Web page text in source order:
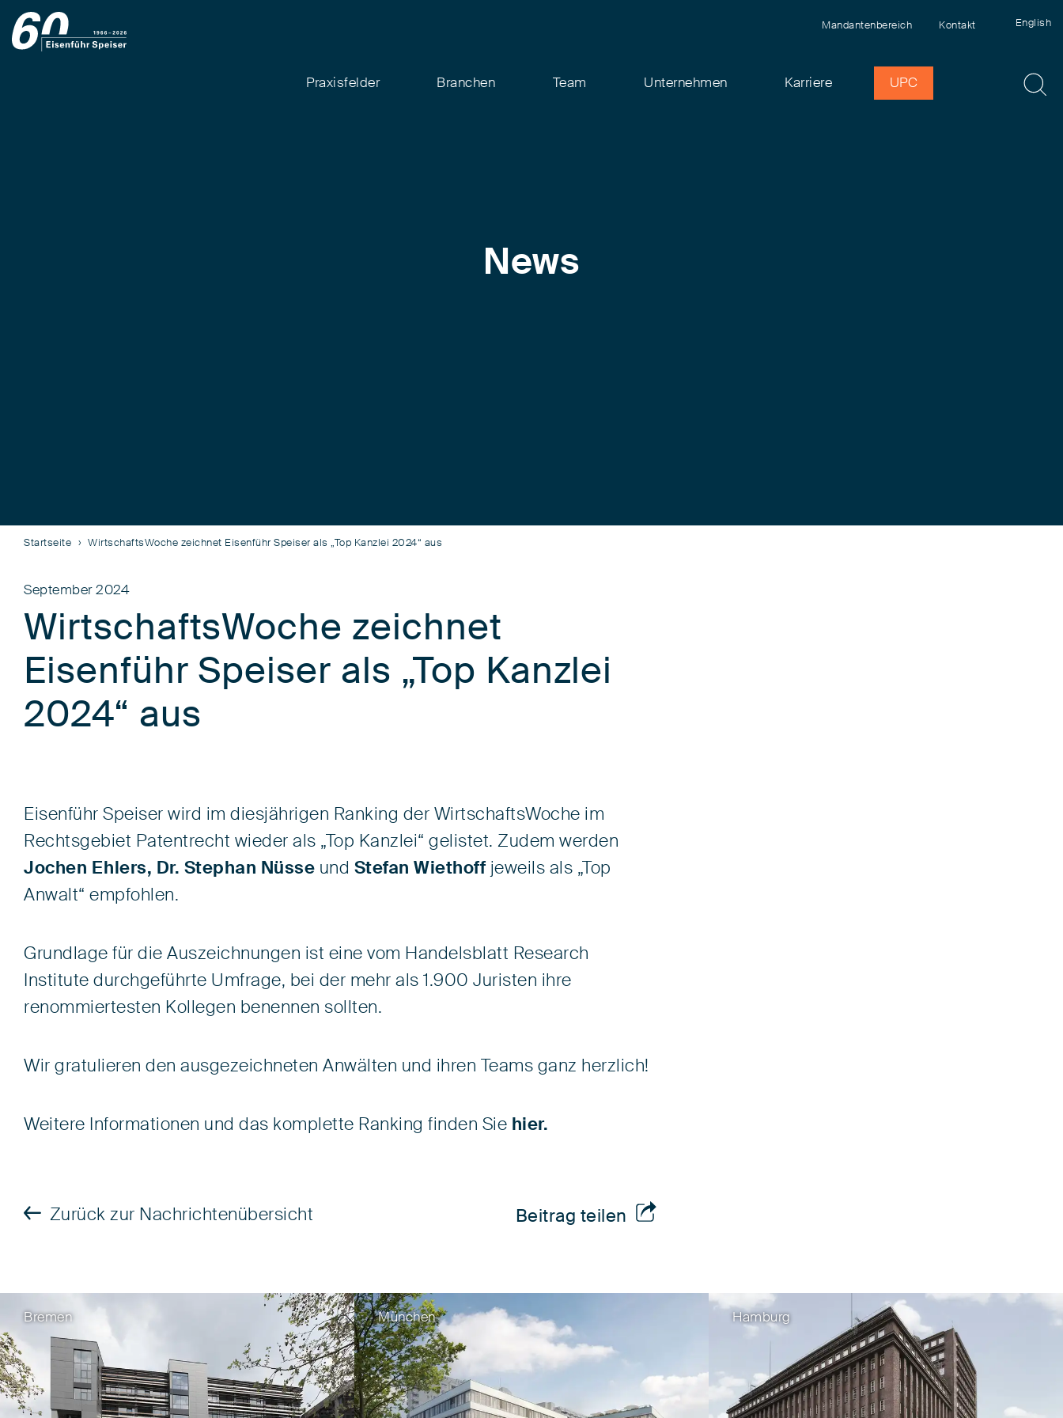
Mandantenbereich Kontakt English
Praxisfelder Branchen Team Unternehmen Karriere UPC
News
Startseite WirtschaftsWoche zeichnet Eisenführ Speiser als „Top Kanzlei 2024“ aus
September 2024
WirtschaftsWoche zeichnet
Eisenführ Speiser als „Top Kanzlei
2024“ aus
Eisenführ Speiser wird im diesjährigen Ranking der WirtschaftsWoche im
Rechtsgebiet Patentrecht wieder als „Top Kanzlei“ gelistet. Zudem werden
Jochen Ehlers, Dr. Stephan Nüsse und Stefan Wiethoff jeweils als „Top
Anwalt“ empfohlen.
Grundlage für die Auszeichnungen ist eine vom Handelsblatt Research
Institute durchgeführte Umfrage, bei der mehr als 1.900 Juristen ihre
renommiertesten Kollegen benennen sollten.
Wir gratulieren den ausgezeichneten Anwälten und ihren Teams ganz herzlich!
Weitere Informationen und das komplette Ranking finden Sie hier.
Zurück zur Nachrichtenübersicht Beitrag teilen
Bremen München Hamburg